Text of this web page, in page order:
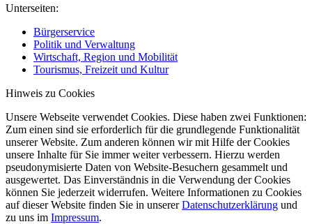
Unterseiten:
Bürgerservice
Politik und Verwaltung
Wirtschaft, Region und Mobilität
Tourismus, Freizeit und Kultur
Hinweis zu Cookies
Unsere Webseite verwendet Cookies. Diese haben zwei Funktionen:
Zum einen sind sie erforderlich für die grundlegende Funktionalität
unserer Website. Zum anderen können wir mit Hilfe der Cookies
unsere Inhalte für Sie immer weiter verbessern. Hierzu werden
pseudonymisierte Daten von Website-Besuchern gesammelt und
ausgewertet. Das Einverständnis in die Verwendung der Cookies
können Sie jederzeit widerrufen. Weitere Informationen zu Cookies
auf dieser Website finden Sie in unsererDatenschutzerklärung und
zu uns im Impressum.